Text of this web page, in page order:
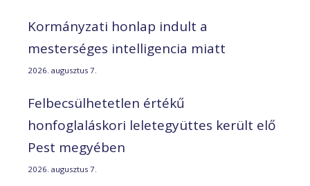
Kormányzati honlap indult a
mesterséges intelligencia miatt
2026. augusztus 7.
Felbecsülhetetlen értékű
honfoglaláskori leletegyüttes került elő
Pest megyében
2026. augusztus 7.